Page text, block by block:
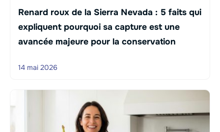
Renard roux de la Sierra Nevada : 5 faits qui
expliquent pourquoi sa capture est une
avancée majeure pour la conservation
14 mai 2026